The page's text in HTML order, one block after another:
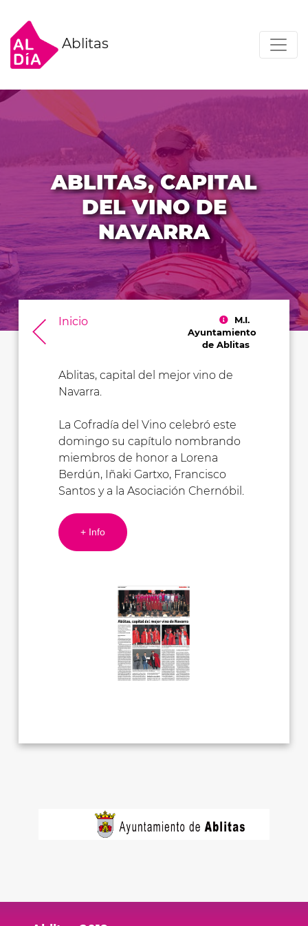
Ablitas
ABLITAS, CAPITAL
DEL VINO DE
NAVARRA
Inicio
M.I.
Ayuntamiento
de Ablitas
Ablitas, capital del mejor vino de
Navarra.
La Cofradía del Vino celebró este
domingo su capítulo nombrando
miembros de honor a Lorena
Berdún, Iñaki Gartxo, Francisco
Santos y a la Asociación Chernóbil.
+ Info